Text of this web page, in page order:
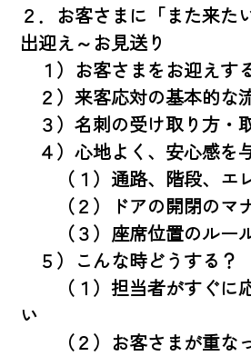
２．お客さまに「また来た
出迎え～お見送り
１）お客さまをお迎え
２）来客応対の基本的な
３）名刺の受け取り方・
４）心地よく、安心感を
（１）通路、階段、エ
（２）ドアの開閉の
（３）座席位置のルー
５）こんな時どうする？
（１）担当者がすぐに
い
（２）お客さまが重な